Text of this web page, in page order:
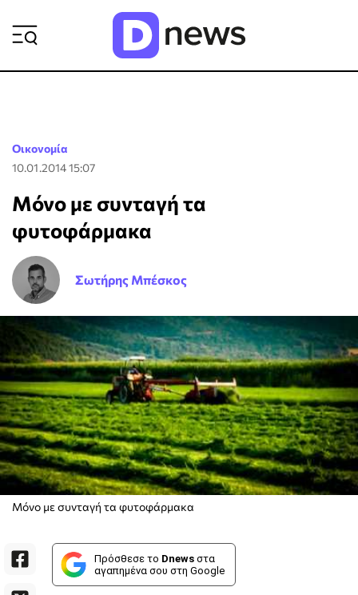
Οικονομία
10.01.2014 15:07
Μόνο με συνταγή τα
φυτοφάρμακα
Σωτήρης Μπέσκος
Μόνο με συνταγή τα φυτοφάρμακα
Πρόσθεσε το Dnews στα
αγαπημένα σου στη Google